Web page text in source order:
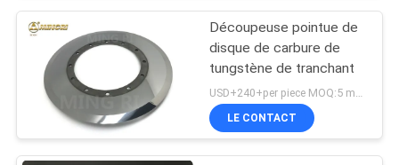
Découpeuse pointue de
disque de carbure de
tungstène de tranchant
USD+240+per piece MOQ:5 morceaux
LE CONTACT